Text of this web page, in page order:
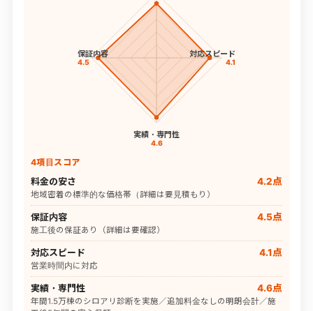
対応スピード
4.1
実績・専門性
4.6
保証内容
4.5
4項目スコア
料金の安さ 4.2点
地域密着の標準的な価格帯（詳細は要見積もり）
保証内容 4.5点
施工後の保証あり（詳細は要確認）
対応スピード 4.1点
営業時間内に対応
実績・専門性 4.6点
年間1.5万棟のシロアリ診断を実施／追加料金なしの明朗会計／施